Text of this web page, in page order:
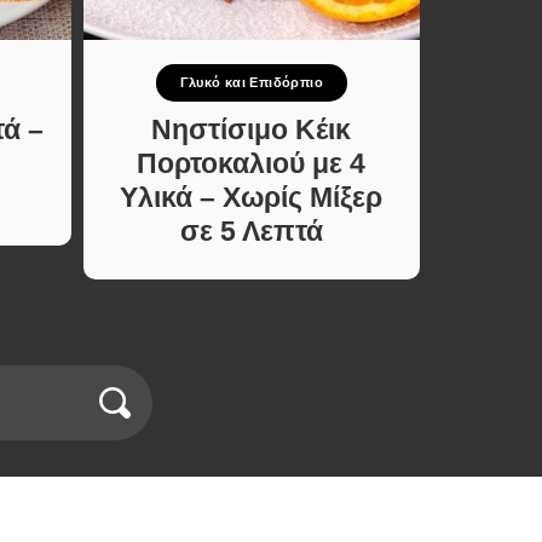
–
Γλυκό και Επιδόρπιο
Νηστίσιμο Κέικ
Πορτοκαλιού με 4
Υλικά – Χωρίς Μίξερ
σε 5 Λεπτά